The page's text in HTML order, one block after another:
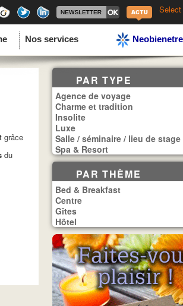
Select
Nos services
grâce
du
PAR TYPE
Agence de voyage
Charme et tradition
Insolite
Luxe
Salle / séminaire / lieu de stage
Spa & Resort
PAR THÈME
Bed & Breakfast
Centre
Gîtes
Hôtel